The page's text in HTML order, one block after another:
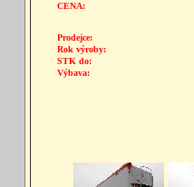
CENA:
Prodejce:
Rok výroby:
STK do:
Výbava: